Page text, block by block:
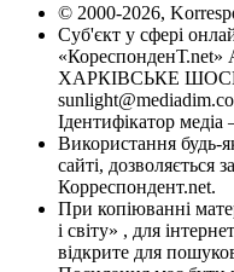
© 2000-2026,
Суб'єкт у сфері
«КореспонденТ.net»
ХАРКІВСЬКЕ ШОСЕ,
Ідентифікатор
Використання будь-
сайті, дозволяється
Корреспондент.net.
При копіюванні
і світу» , для
відкрите для